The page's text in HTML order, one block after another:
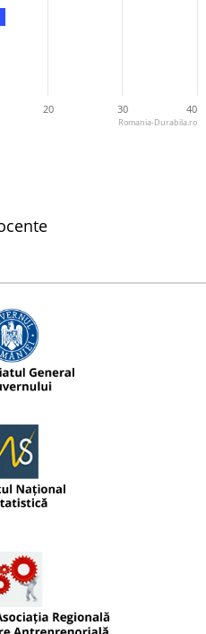
20 30 40
Romania-Durabila.ro